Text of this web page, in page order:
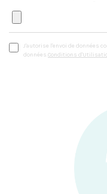
J'autorise l'envoi de données
données. Conditions